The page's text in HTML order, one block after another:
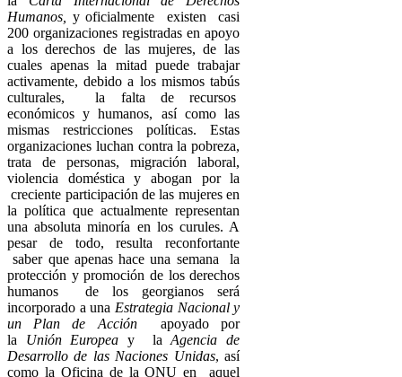
Humanos,
y oficialmente existen casi
200 organizaciones registradas en apoyo
a los derechos de las mujeres, de las
cuales apenas la mitad puede trabajar
activamente, debido a los mismos tabús
culturales, la falta de recursos
económicos y humanos, así como las
mismas restricciones políticas. Estas
organizaciones luchan contra la pobreza,
trata de personas, migración laboral,
violencia doméstica y abogan por la
creciente participación de las mujeres en
la política que actualmente representan
una absoluta minoría en los curules. A
pesar de todo, resulta reconfortante
saber que apenas hace una semana la
protección y promoción de los derechos
humanos de los georgianos será
incorporado a una Estrategia Nacional y
un Plan de Acciónapoyado por
la Unión Europea y laAgencia de
Desarrollo de las Naciones Unidas, así
como la Oficina de la ONU en aquel